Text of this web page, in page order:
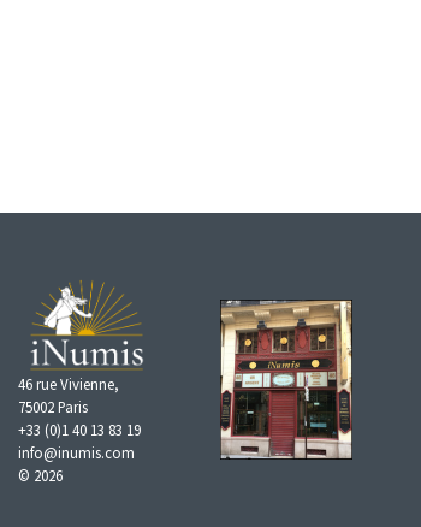
46 rue Vivienne,
75002 Paris
+33 (0)1 40 13 83 19
info@inumis.com
© 2026